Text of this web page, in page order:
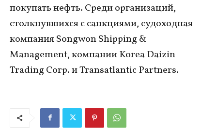
покупать нефть. Среди организаций,
столкнувшихся с санкциями, судоходная
компания Songwon Shipping &
Management, компании Korea Daizin
Trading Corp. и Transatlantic Partners.